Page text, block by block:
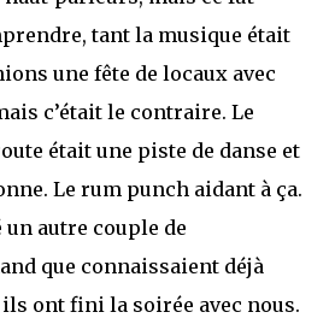
tant la musique était
une fête de locaux avec
c’était le contraire. Le
était une piste de danse et
Le rum punch aidant à ça.
autre couple de
que connaissaient déjà
ils ont fini la soirée avec nous.